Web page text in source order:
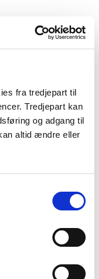
fra tredjepart til
Tredjepart kan
og adgang til
altid ændre eller
på stedet